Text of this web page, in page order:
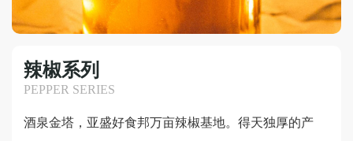
辣椒系列
PEPPER SERIES
酒泉金塔，亚盛好食邦万亩辣椒基地。得天独厚的产